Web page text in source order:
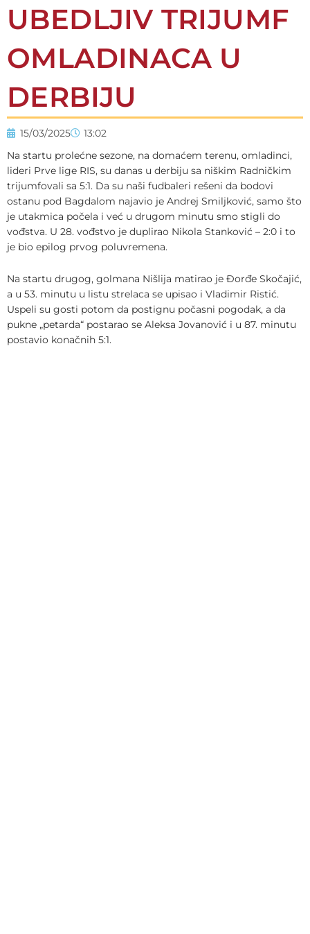
UBEDLJIV TRIJUMF
OMLADINACA U
DERBIJU
15/03/2025
13:02
Na startu prolećne sezone, na domaćem terenu, omladinci,
lideri Prve lige RIS, su danas u derbiju sa niškim Radničkim
trijumfovali sa 5:1. Da su naši fudbaleri rešeni da bodovi
ostanu pod Bagdalom najavio je Andrej Smiljković, samo što
je utakmica počela i već u drugom minutu smo stigli do
vođstva. U 28. vođstvo je duplirao Nikola Stanković – 2:0 i to
je bio epilog prvog poluvremena.
Na startu drugog, golmana Nišlija matirao je Đorđe Skočajić,
a u 53. minutu u listu strelaca se upisao i Vladimir Ristić.
Uspeli su gosti potom da postignu počasni pogodak, a da
pukne „petarda“ postarao se Aleksa Jovanović i u 87. minutu
postavio konačnih 5:1.